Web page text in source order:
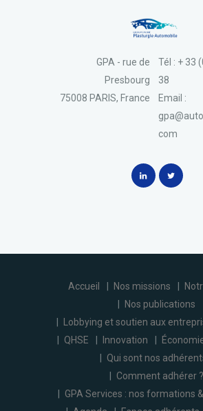
Tél : + 33
38
Email :
com
GPA - rue de
Presbourg
75008 PARIS, France
Accueil Nos missions
Nos publications
Lobbying et soutien aux
QHSE
Innovation
Qui sont nos
Comment adhérer ?
GPA Services : nos formations